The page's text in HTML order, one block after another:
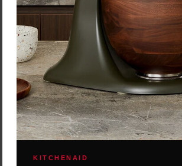
Skladom > 5 ks
Vložiť do košíka
KITCHENAID